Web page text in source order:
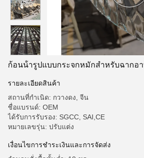
ก้อนน้ํารูปแบบกระจกหมักสําหรับฉากอ
รายละเอียดสินค้า
สถานที่กำเนิด: กวางดง, จีน
ชื่อแบรนด์: OEM
ได้รับการรับรอง: SGCC, SAI,CE
หมายเลขรุ่น: ปรับแต่ง
เงื่อนไขการชําระเงินและการจัดส่ง